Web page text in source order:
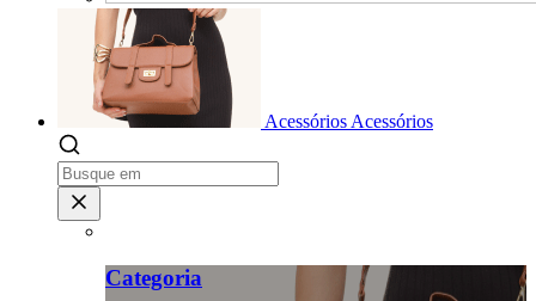
Acessórios Acessórios
Categoria